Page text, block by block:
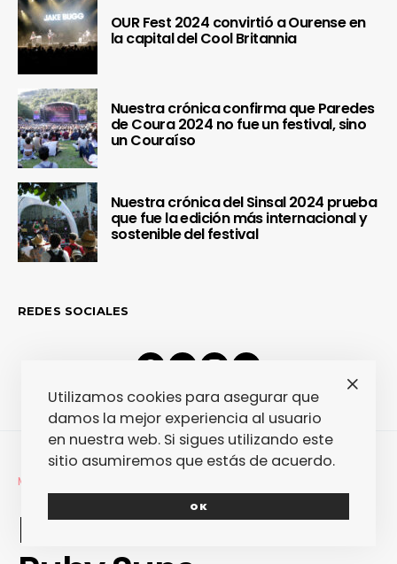
OUR Fest 2024 convirtió a Ourense en
la capital del Cool Britannia
Nuestra crónica confirma que Paredes
de Coura 2024 no fue un festival, sino
un Couraíso
Nuestra crónica del Sinsal 2024 prueba
que fue la edición más internacional y
sostenible del festival
REDES SOCIALES
MÚSICA
Fantastic Radio. The
Utilizamos cookies para asegurar que
damos la mejor experiencia al usuario
en nuestra web. Si sigues utilizando este
sitio asumiremos que estás de acuerdo.
OK